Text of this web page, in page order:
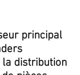
principal
distribution